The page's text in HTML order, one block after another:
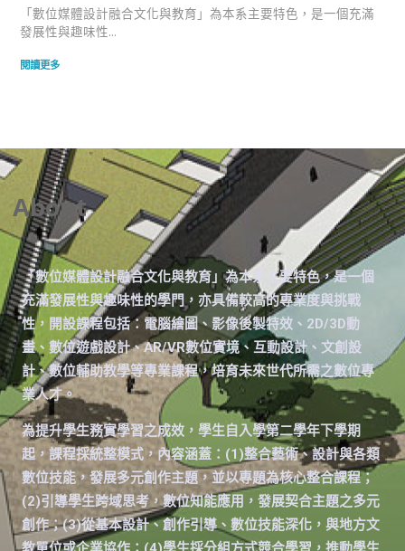
「數位媒體設計融合文化與教育」為本系主要特色，是一個充滿
發展性與趣味性...
閱讀更多
About
「數位媒體設計融合文化與教育」為本系主要特色，是一個
充滿發展性與趣味性的學門，亦具備較高的專業度與挑戰
性，開設課程包括：電腦繪圖、影像後製特效、2D/3D動
畫、數位遊戲設計、AR/VR數位實境、互動設計、文創設
計、數位輔助教學等專業課程，培育未來世代所需之數位專
業人才。
為提升學生務實學習之成效，學生自入學第二學年下學期
起，課程採統整模式，內容涵蓋：(1)整合藝術、設計與各類
數位技能，發展多元創作主題，並以專題為核心整合課程；
(2)引導學生跨域思考，數位知能應用，發展契合主題之多元
創作；(3)從基本設計、創作引導、數位技能深化，與地方文